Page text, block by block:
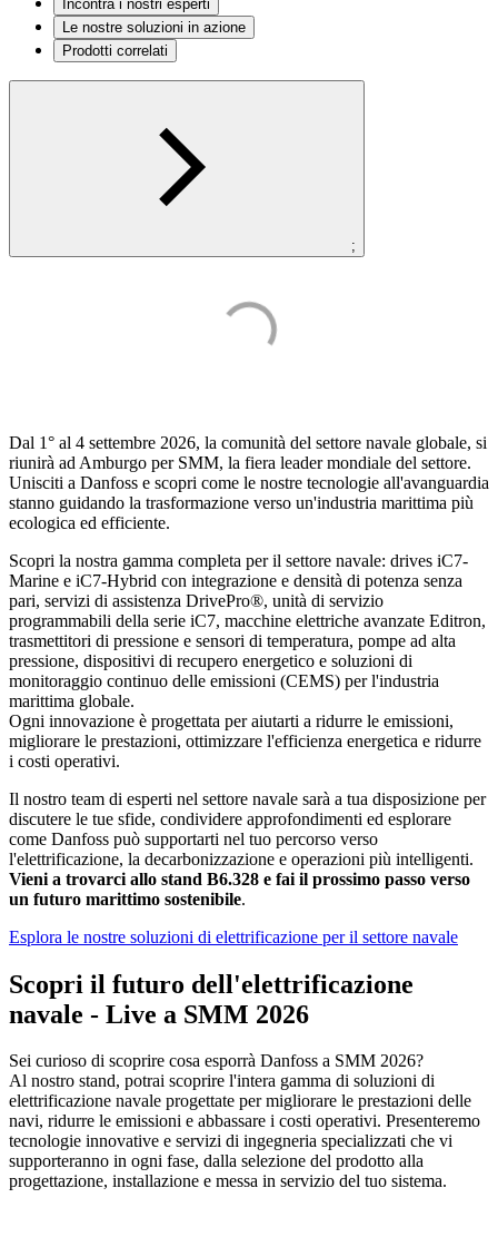
Incontra i nostri esperti
Le nostre soluzioni in azione
Prodotti correlati
;
Dal 1° al 4 settembre 2026, la comunità del settore navale globale, si
riunirà ad Amburgo per SMM, la fiera leader mondiale del settore.
Unisciti a Danfoss e scopri come le nostre tecnologie all'avanguardia
stanno guidando la trasformazione verso un'industria marittima più
ecologica ed efficiente.
Scopri la nostra gamma completa per il settore navale: drives iC7-
Marine e iC7-Hybrid con integrazione e densità di potenza senza
pari, servizi di assistenza DrivePro®, unità di servizio
programmabili della serie iC7, macchine elettriche avanzate Editron,
trasmettitori di pressione e sensori di temperatura, pompe ad alta
pressione, dispositivi di recupero energetico e soluzioni di
monitoraggio continuo delle emissioni (CEMS) per l'industria
marittima globale.
Ogni innovazione è progettata per aiutarti a ridurre le emissioni,
migliorare le prestazioni, ottimizzare l'efficienza energetica e ridurre
i costi operativi.
Il nostro team di esperti nel settore navale sarà a tua disposizione per
discutere le tue sfide, condividere approfondimenti ed esplorare
come Danfoss può supportarti nel tuo percorso verso
l'elettrificazione, la decarbonizzazione e operazioni più intelligenti.
Vieni a trovarci allo stand B6.328 e fai il prossimo passo verso
un futuro marittimo sostenibile.
Esplora le nostre soluzioni di elettrificazione per il settore navale
Scopri il futuro dell'elettrificazione
navale - Live a SMM 2026
Sei curioso di scoprire cosa esporrà Danfoss a SMM 2026?
Al nostro stand, potrai scoprire l'intera gamma di soluzioni di
elettrificazione navale progettate per migliorare le prestazioni delle
navi, ridurre le emissioni e abbassare i costi operativi. Presenteremo
tecnologie innovative e servizi di ingegneria specializzati che vi
supporteranno in ogni fase, dalla selezione del prodotto alla
progettazione, installazione e messa in servizio del tuo sistema.